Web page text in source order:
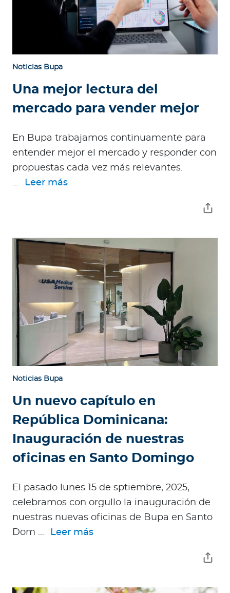
Noticias Bupa
Una mejor lectura del
mercado para vender mejor
En Bupa trabajamos continuamente para
entender mejor el mercado y responder con
propuestas cada vez más relevantes.
...
Leer más
Noticias Bupa
Un nuevo capítulo en
República Dominicana:
Inauguración de nuestras
oficinas en Santo Domingo
El pasado lunes 15 de sptiembre, 2025,
celebramos con orgullo la inauguración de
nuestras nuevas oficinas de Bupa en Santo
Dom ...
Leer más